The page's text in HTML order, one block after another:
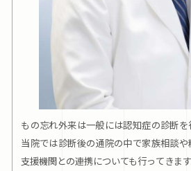
もの忘れ外来は一般には認知症の診断を
当院では診断後の通院の中で家族相談
支援機関との連携についても行ってきま